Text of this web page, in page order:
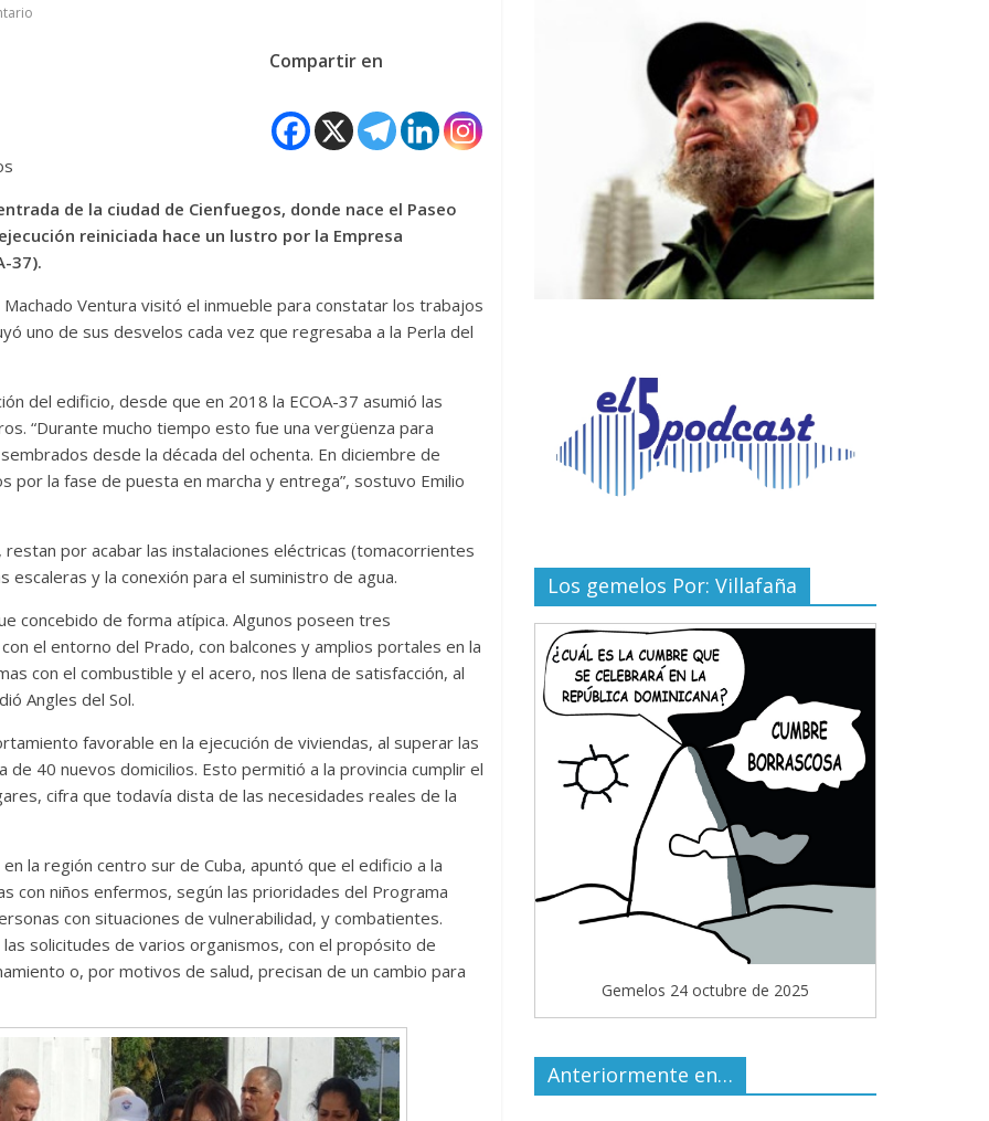
Compartir en
de la ciudad de Cienfuegos, donde nace el Paseo
reiniciada hace un lustro por la Empresa
37).
Ventura visitó el inmueble para constatar los trabajos
uno de sus desvelos cada vez que regresaba a la Perla del
del edificio, desde que en 2018 la ECOA-37 asumió las
“Durante mucho tiempo esto fue una vergüenza para
desde la década del ochenta. En diciembre de
por la fase de puesta en marcha y entrega”, sostuvo Emilio
por acabar las instalaciones eléctricas (tomacorrientes
y la conexión para el suministro de agua.
concebido de forma atípica. Algunos poseen tres
el entorno del Prado, con balcones y amplios portales en la
con el combustible y el acero, nos llena de satisfacción, al
Angles del Sol.
favorable en la ejecución de viviendas, al superar las
40 nuevos domicilios. Esto permitió a la provincia cumplir el
cifra que todavía dista de las necesidades reales de la
la región centro sur de Cuba, apuntó que el edificio a la
con niños enfermos, según las prioridades del Programa
con situaciones de vulnerabilidad, y combatientes.
solicitudes de varios organismos, con el propósito de
o, por motivos de salud, precisan de un cambio para
Los gemelos Por: Villafaña
Gemelos 24 octubre de 2025
Anteriormente en…